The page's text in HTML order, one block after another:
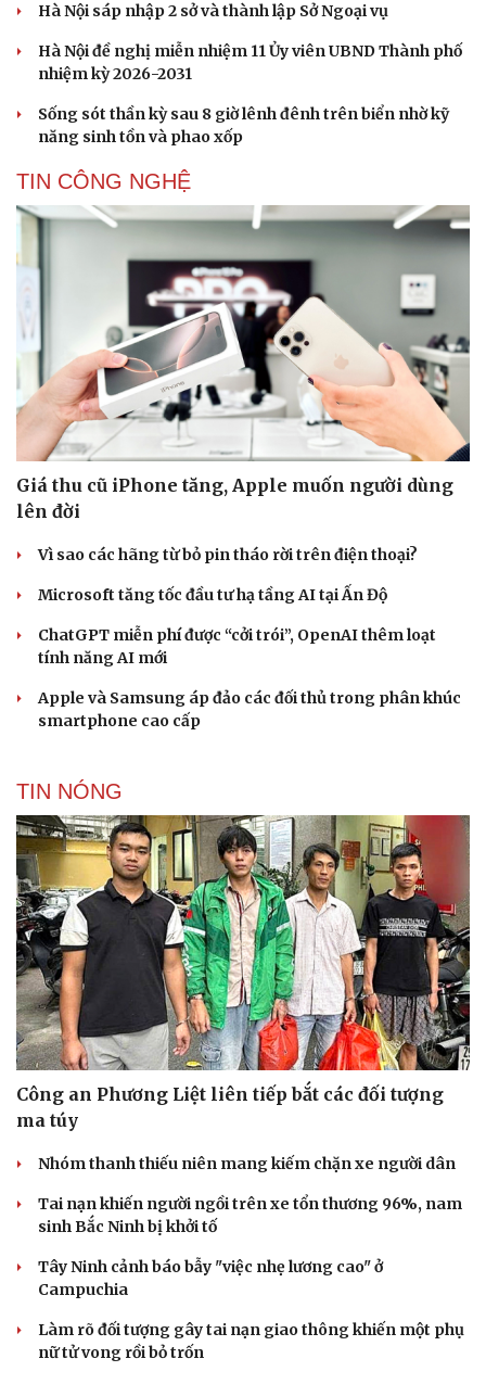
Cải chính
Hà Nội sáp nhập 2 sở và thành lập Sở Ngoại vụ
Hà Nội đề nghị miễn nhiệm 11 Ủy viên UBND Thành phố
nhiệm kỳ 2026-2031
Sống sót thần kỳ sau 8 giờ lênh đênh trên biển nhờ kỹ
năng sinh tồn và phao xốp
TIN CÔNG NGHỆ
Giá thu cũ iPhone tăng, Apple muốn người dùng
lên đời
Vì sao các hãng từ bỏ pin tháo rời trên điện thoại?
Microsoft tăng tốc đầu tư hạ tầng AI tại Ấn Độ
ChatGPT miễn phí được “cởi trói”, OpenAI thêm loạt
tính năng AI mới
Apple và Samsung áp đảo các đối thủ trong phân khúc
smartphone cao cấp
TIN NÓNG
Công an Phương Liệt liên tiếp bắt các đối tượng
ma túy
Nhóm thanh thiếu niên mang kiếm chặn xe người dân
Tai nạn khiến người ngồi trên xe tổn thương 96%, nam
sinh Bắc Ninh bị khởi tố
Tây Ninh cảnh báo bẫy "việc nhẹ lương cao" ở
Campuchia
Làm rõ đối tượng gây tai nạn giao thông khiến một phụ
nữ tử vong rồi bỏ trốn